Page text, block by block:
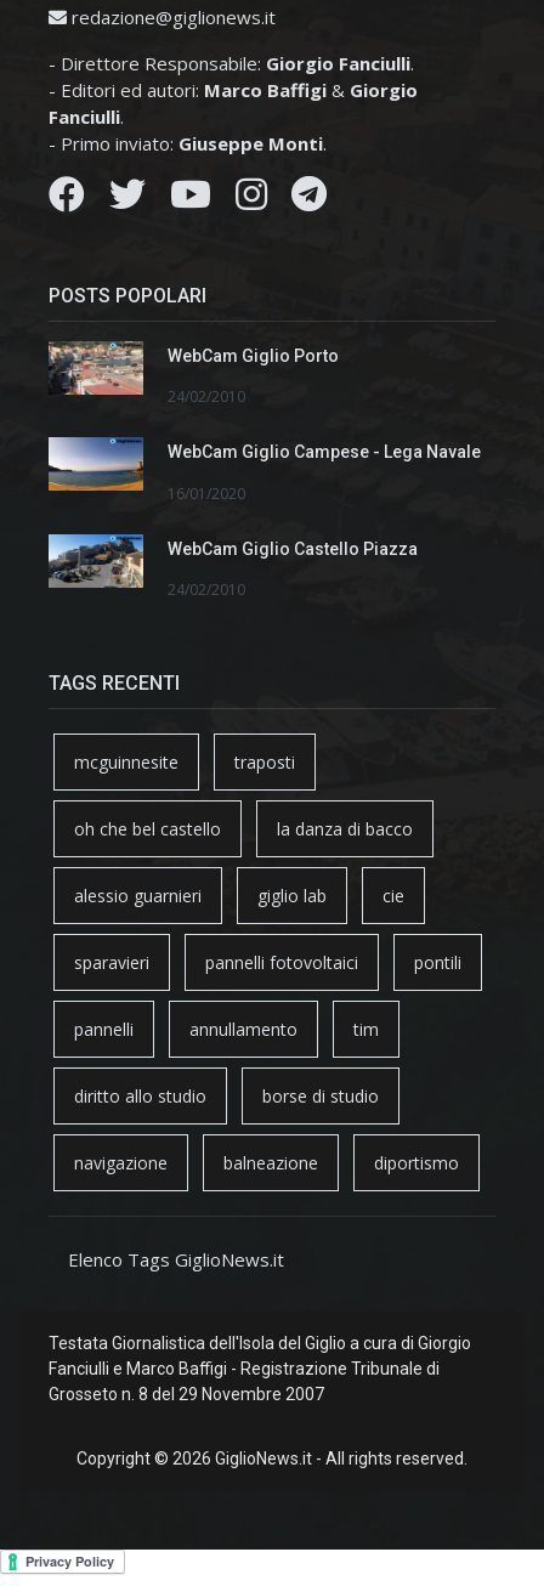
redazione@giglionews.it
- Direttore Responsabile: Giorgio Fanciulli.
- Editori ed autori: Marco Baffigi & Giorgio
Fanciulli.
- Primo inviato: Giuseppe Monti.
POSTS POPOLARI
WebCam Giglio Porto
24/02/2010
WebCam Giglio Campese - Lega Navale
16/01/2020
WebCam Giglio Castello Piazza
24/02/2010
TAGS RECENTI
mcguinnesite traposti
oh che bel castello la danza di bacco
alessio guarnieri giglio lab cie
sparavieri pannelli fotovoltaici pontili
pannelli annullamento tim
diritto allo studio borse di studio
navigazione balneazione diportismo
Elenco Tags GiglioNews.it
Testata Giornalistica dell'Isola del Giglio a cura di Giorgio
Fanciulli e Marco Baffigi - Registrazione Tribunale di
Grosseto n. 8 del 29 Novembre 2007
Copyright © 2026 GiglioNews.it - All rights reserved.